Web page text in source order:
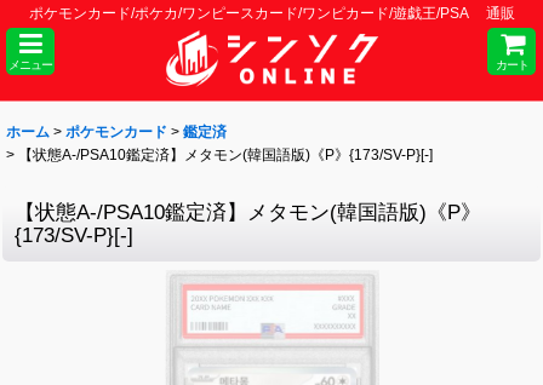
ポケモンカード/ポケカ/ワンピースカード/ワンピカード/遊戯王/PSA 通販
メニュー カート
ホーム > ポケモンカード > 鑑定済
>
【状態A-/PSA10鑑定済】メタモン(韓国語版)《P》{173/SV-P}[-]
【状態A-/PSA10鑑定済】メタモン(韓国語版)《P》
{173/SV-P}[-]